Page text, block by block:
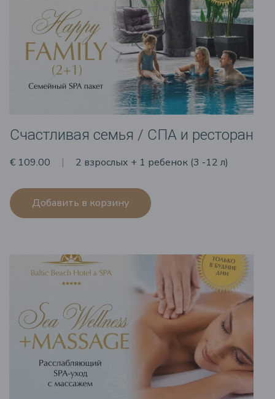
Счастливая семья / СПА и ресторан
€ 109.00 2 взрослых + 1 ребенок (3 -12 л)
Добавить в корзину